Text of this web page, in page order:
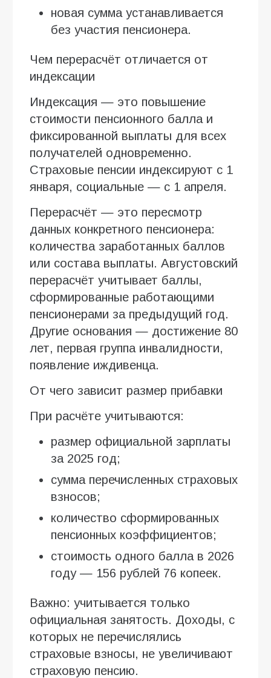
новая сумма устанавливается
без участия пенсионера.
Чем перерасчёт отличается от
индексации
Индексация — это повышение
стоимости пенсионного балла и
фиксированной выплаты для всех
получателей одновременно.
Страховые пенсии индексируют с 1
января, социальные — с 1 апреля.
Перерасчёт — это пересмотр
данных конкретного пенсионера:
количества заработанных баллов
или состава выплаты. Августовский
перерасчёт учитывает баллы,
сформированные работающими
пенсионерами за предыдущий год.
Другие основания — достижение 80
лет, первая группа инвалидности,
появление иждивенца.
От чего зависит размер прибавки
При расчёте учитываются:
размер официальной зарплаты
за 2025 год;
сумма перечисленных страховых
взносов;
количество сформированных
пенсионных коэффициентов;
стоимость одного балла в 2026
году — 156 рублей 76 копеек.
Важно: учитывается только
официальная занятость. Доходы, с
которых не перечислялись
страховые взносы, не увеличивают
страховую пенсию.